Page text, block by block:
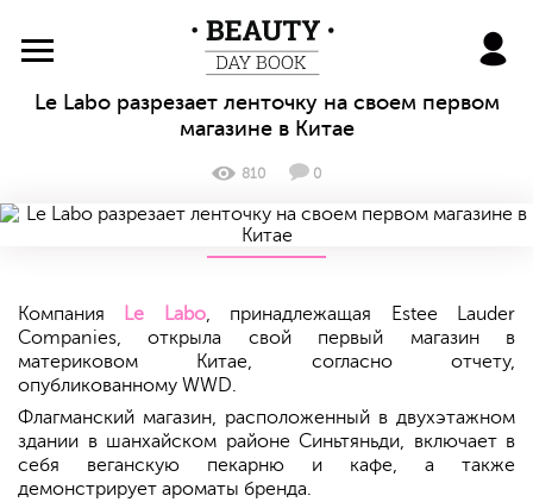
BeautyDayBook
Le Labo разрезает ленточку на своем первом
магазине в Китае
810 0
Компания Le Labo, принадлежащая Estee Lauder
Companies, открыла свой первый магазин в
материковом Китае, согласно отчету,
опубликованному WWD.
Флагманский магазин, расположенный в двухэтажном
здании в шанхайском районе Синьтяньди, включает в
себя веганскую пекарню и кафе, а также
демонстрирует ароматы бренда.